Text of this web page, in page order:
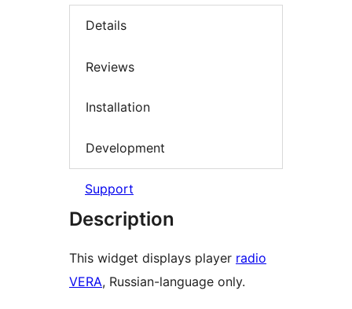
Details
Reviews
Installation
Development
Support
Description
This widget displays player radio
VERA, Russian-language only.